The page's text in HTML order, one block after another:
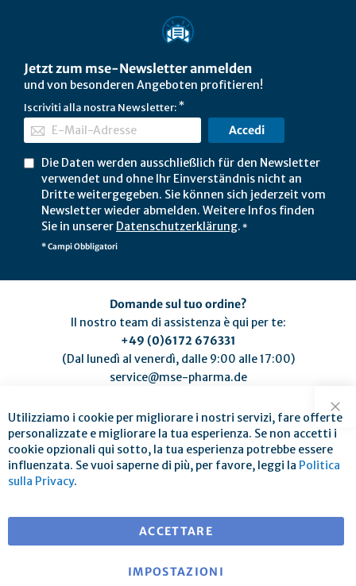
Jetzt zum mse-Newsletter anmelden
und von besonderen Angeboten profitieren!
Iscriviti alla nostra Newsletter:
Accedi
Die Daten werden ausschließlich für den Newsletter
verwendet und ohne Ihr Einverständnis nicht an
Dritte weitergegeben. Sie können sich jederzeit vom
Newsletter wieder abmelden. Weitere Infos finden
Sie in unserer Datenschutzerklärung. *
* Campi Obbligatori
Domande sul tuo ordine?
Il nostro team di assistenza è qui per te:
+49 (0)6172 676331
(Dal lunedì al venerdì, dalle 9:00 alle 17:00)
service@mse-pharma.de
Spedizione gratuita per ordini superiori a € 25
Utilizziamo i cookie per migliorare i nostri servizi, fare offerte
personalizzate e migliorare la tua esperienza. Se non accetti i
cookie opzionali qui sotto, la tua esperienza potrebbe essere
influenzata. Se vuoi saperne di più, per favore, leggi la Politica
sulla Privacy.
ACCETTARE
IMPOSTAZIONI